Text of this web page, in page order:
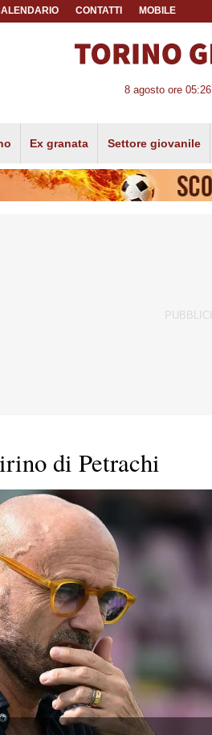
CONTATTI MOBILE
8 agosto ore 05:26
Ex granata Settore giovanile
di Petrachi